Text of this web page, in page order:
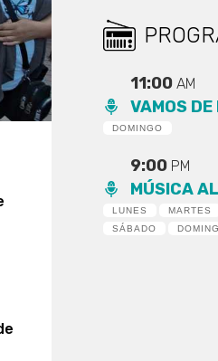
11:00AM
VAMOS DE
DOMINGO
9:00 PM
MÚSICA
LUNES MARTES
SÁBADO